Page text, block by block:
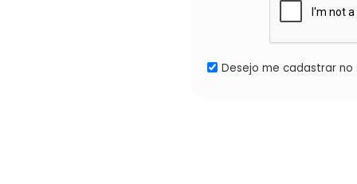
Desejo me cadastrar no